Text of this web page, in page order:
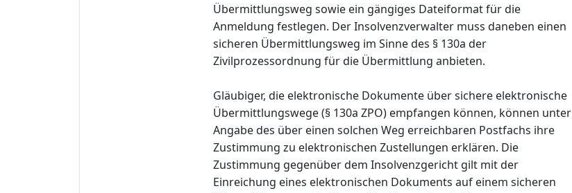
Übermittlungsweg sowie ein gängiges Dateiformat für die
Anmeldung festlegen. Der Insolvenzverwalter muss daneben einen
sicheren Übermittlungsweg im Sinne des § 130a der
Zivilprozessordnung für die Übermittlung anbieten.
Gläubiger, die elektronische Dokumente über sichere elektronische
Übermittlungswege (§ 130a ZPO) empfangen können, können unter
Angabe des über einen solchen Weg erreichbaren Postfachs ihre
Zustimmung zu elektronischen Zustellungen erklären. Die
Zustimmung gegenüber dem Insolvenzgericht gilt mit der
Einreichung eines elektronischen Dokuments auf einem sicheren